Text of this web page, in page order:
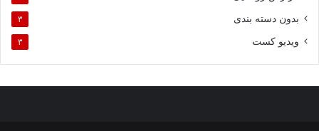
بدون دسته بندی ۳
ویدیو کست ۳